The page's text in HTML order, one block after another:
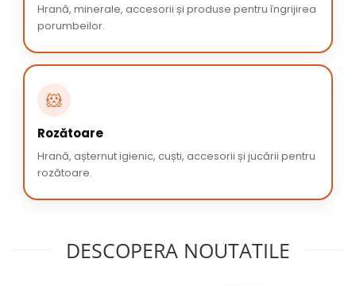
Hrană, minerale, accesorii și produse pentru îngrijirea
porumbeilor.
🐹
Rozătoare
Hrană, așternut igienic, cuști, accesorii și jucării pentru
rozătoare.
DESCOPERA NOUTATILE